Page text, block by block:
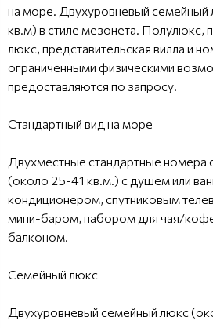
на море. Двухуровневый
кв.м) в стиле мезонета. Полулюкс,
люкс, представительская вилла и
ограниченными физическими
предоставляются по запросу.
Стандартный вид на море
Двухместные стандартные номера
(около 25-41 кв.м.) с душем или
кондиционером, спутниковым
мини-баром, набором для чая/
балконом.
Семейный люкс
Двухуровневый семейный люкс